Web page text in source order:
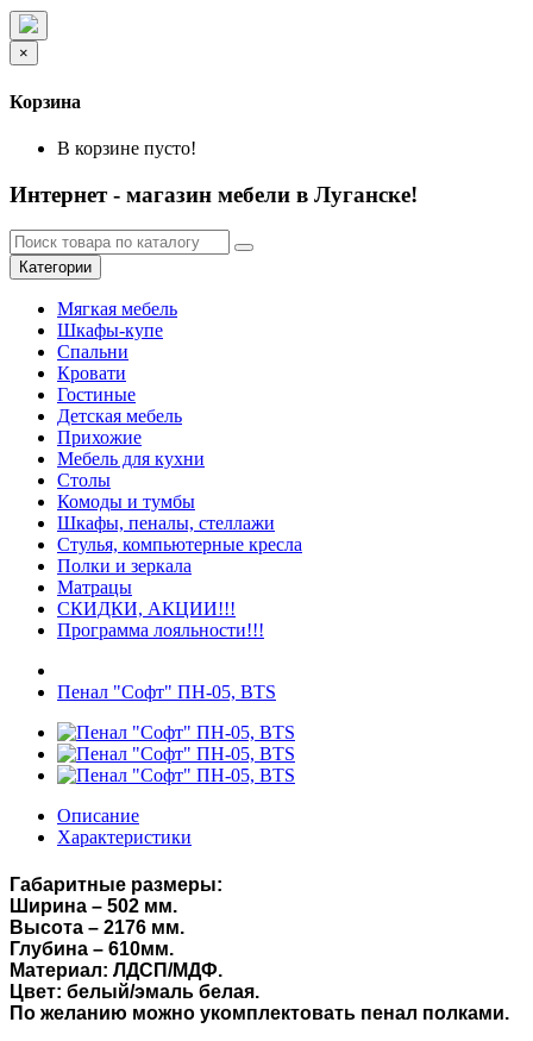
×
Корзина
В корзине пусто!
Интернет - магазин мебели в Луганске!
Категории
Мягкая мебель
Шкафы-купе
Спальни
Кровати
Гостиные
Детская мебель
Прихожие
Мебель для кухни
Столы
Комоды и тумбы
Шкафы, пеналы, стеллажи
Стулья, компьютерные кресла
Полки и зеркала
Матрацы
СКИДКИ, АКЦИИ!!!
Программа лояльности!!!
Пенал "Софт" ПН-05, BTS
Описание
Характеристики
Габаритные размеры:
Ширина – 502 мм.
Высота – 2176 мм.
Глубина – 610мм.
Материал: ЛДСП/МДФ.
Цвет: белый/эмаль белая.
По желанию можно укомплектовать пенал полками.